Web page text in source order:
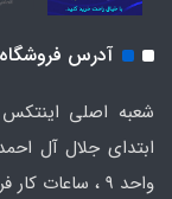
آدرس
شعبه اصلی
واحد ۹ ، ساعات کار فروشگاه : ۱۰ صبح تا ۹ شب.